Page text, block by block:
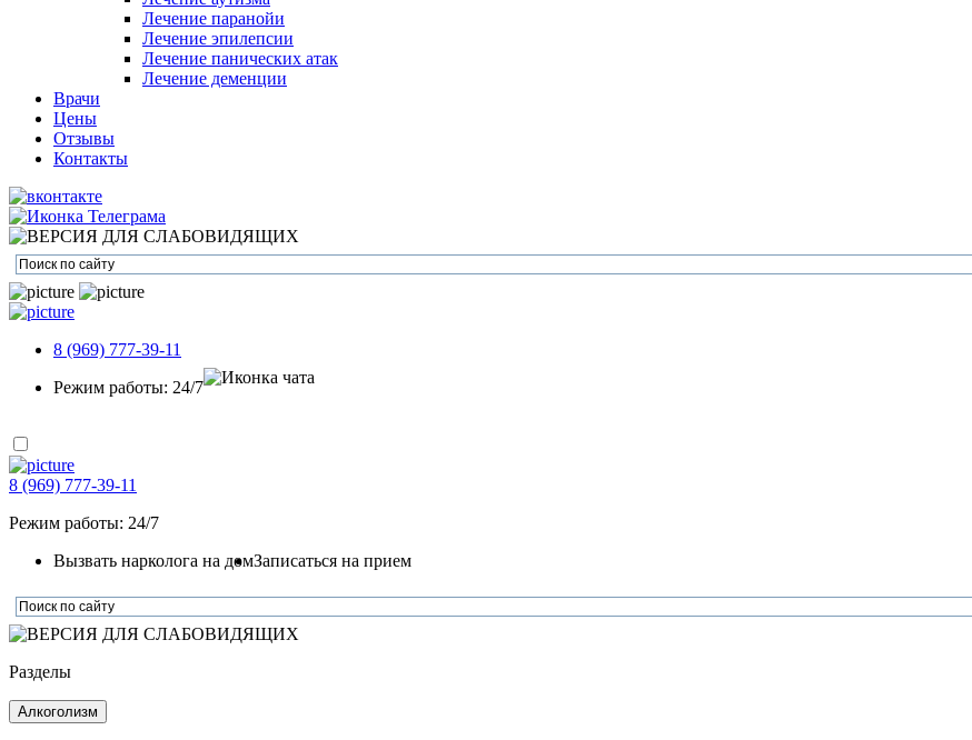
Лечение паранойи
Лечение эпилепсии
Лечение панических атак
Лечение деменции
Врачи
Цены
Отзывы
Контакты
8 (969) 777-39-11
Режим работы: 24/7
8 (969) 777-39-11
Режим работы: 24/7
Вызвать нарколога на домЗаписаться на прием
Разделы
Алкоголизм